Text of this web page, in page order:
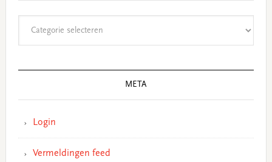
META
Login
Vermeldingen feed